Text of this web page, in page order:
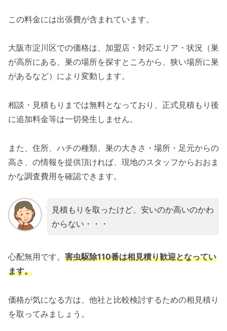
この料金には出張費が含まれています。
大阪市淀川区での価格は、加盟店・対応エリア・状況（巣
が高所にある、巣の場所を探すところから、狭い場所に巣
があるなど）により変動します。
相談・見積もりまでは無料となっており、正式見積もり後
に追加料金等は一切発生しません。
また、住所、ハチの種類、巣の大きさ・場所・足元からの
高さ、の情報を提供頂ければ、現地のスタッフからおおま
かな調査費用を確認できます。
見積もりを取ったけど、安いのか高いのかわ
からない・・・
心配無用です。 害虫駆除110番は相見積り歓迎となってい
ます。
価格が気になる方は、他社と比較検討するための相見積り
を取ってみましょう。